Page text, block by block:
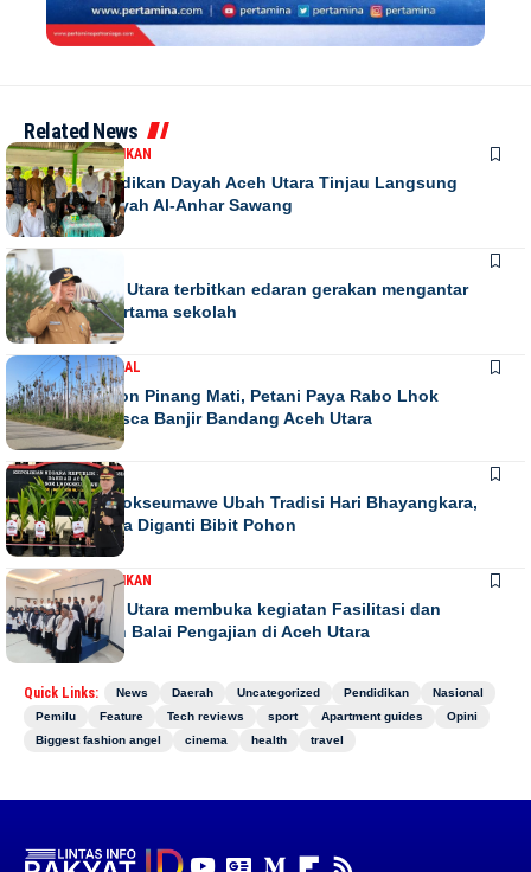
Related News
DAERAHPENDIDIKAN
Kadis Pendidikan Dayah Aceh Utara Tinjau Langsung
Relokasi Dayah Al-Anhar Sawang
DAERAH
Bupati Aceh Utara terbitkan edaran gerakan mengantar
anak hari pertama sekolah
DAERAHNASIONAL
Ribuan Pohon Pinang Mati, Petani Paya Rabo Lhok
Terpuruk Pasca Banjir Bandang Aceh Utara
DAERAHNEWS
Kapolres Lhokseumawe Ubah Tradisi Hari Bhayangkara,
Papan Bunga Diganti Bibit Pohon
DAERAHPENDIDIKAN
Bupati Aceh Utara membuka kegiatan Fasilitasi dan
pengawasan Balai Pengajian di Aceh Utara
Quick Links: News Daerah Uncategorized Pendidikan
Nasional
Pemilu
Feature Tech reviews sport Apartment guides
Opini
Biggest fashion angel
cinema health travel